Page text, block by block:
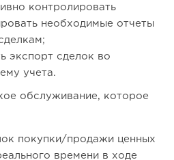
контролировать
необходимые отчеты
экспорт сделок во
учета.
обслуживание, которое
покупки/продажи ценных
времени в ходе